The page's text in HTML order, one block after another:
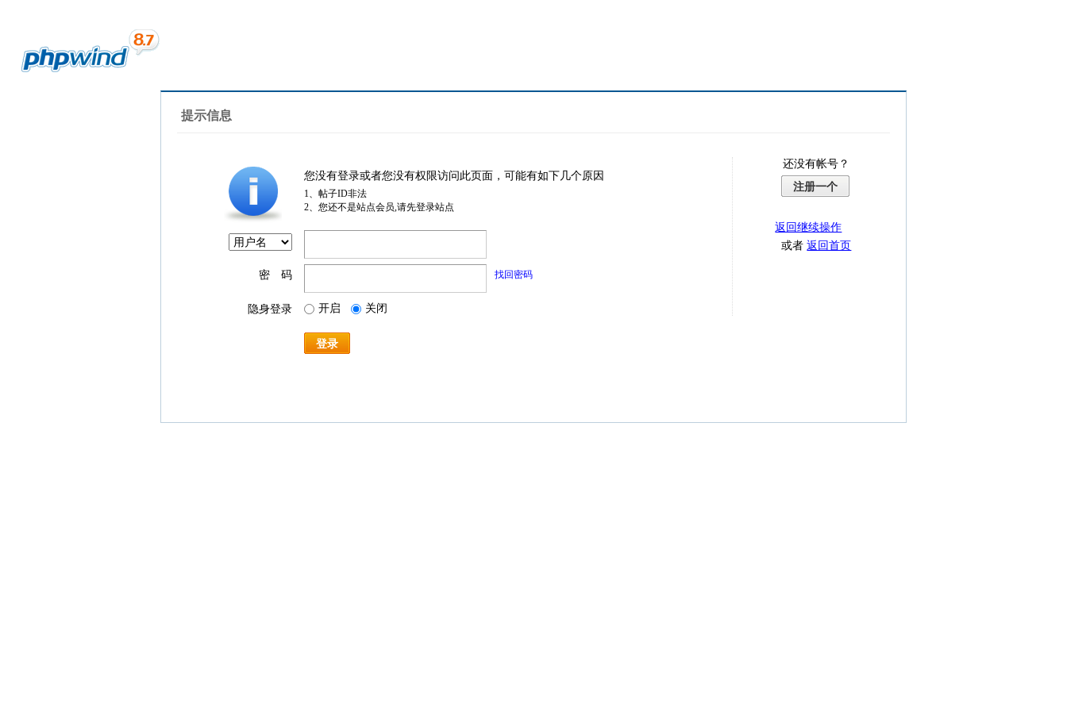
提示信息
您没有登录或者您没有权限访问此页面，可能有如下几个原因
1、帖子ID非法
2、您还不是站点会员,请先登录站点
密 码 找回密码
隐身登录 开启 关闭
登录
还没有帐号？
注册一个
返回继续操作
或者返回首页